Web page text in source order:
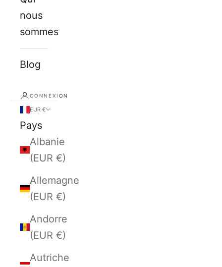
nous
sommes
Blog
CONNEXION
EUR €
Pays
Albanie
(EUR €)
Allemagne
(EUR €)
Andorre
(EUR €)
Autriche